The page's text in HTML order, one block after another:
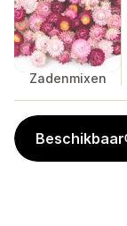
Zadenmixen
Beschikbaar